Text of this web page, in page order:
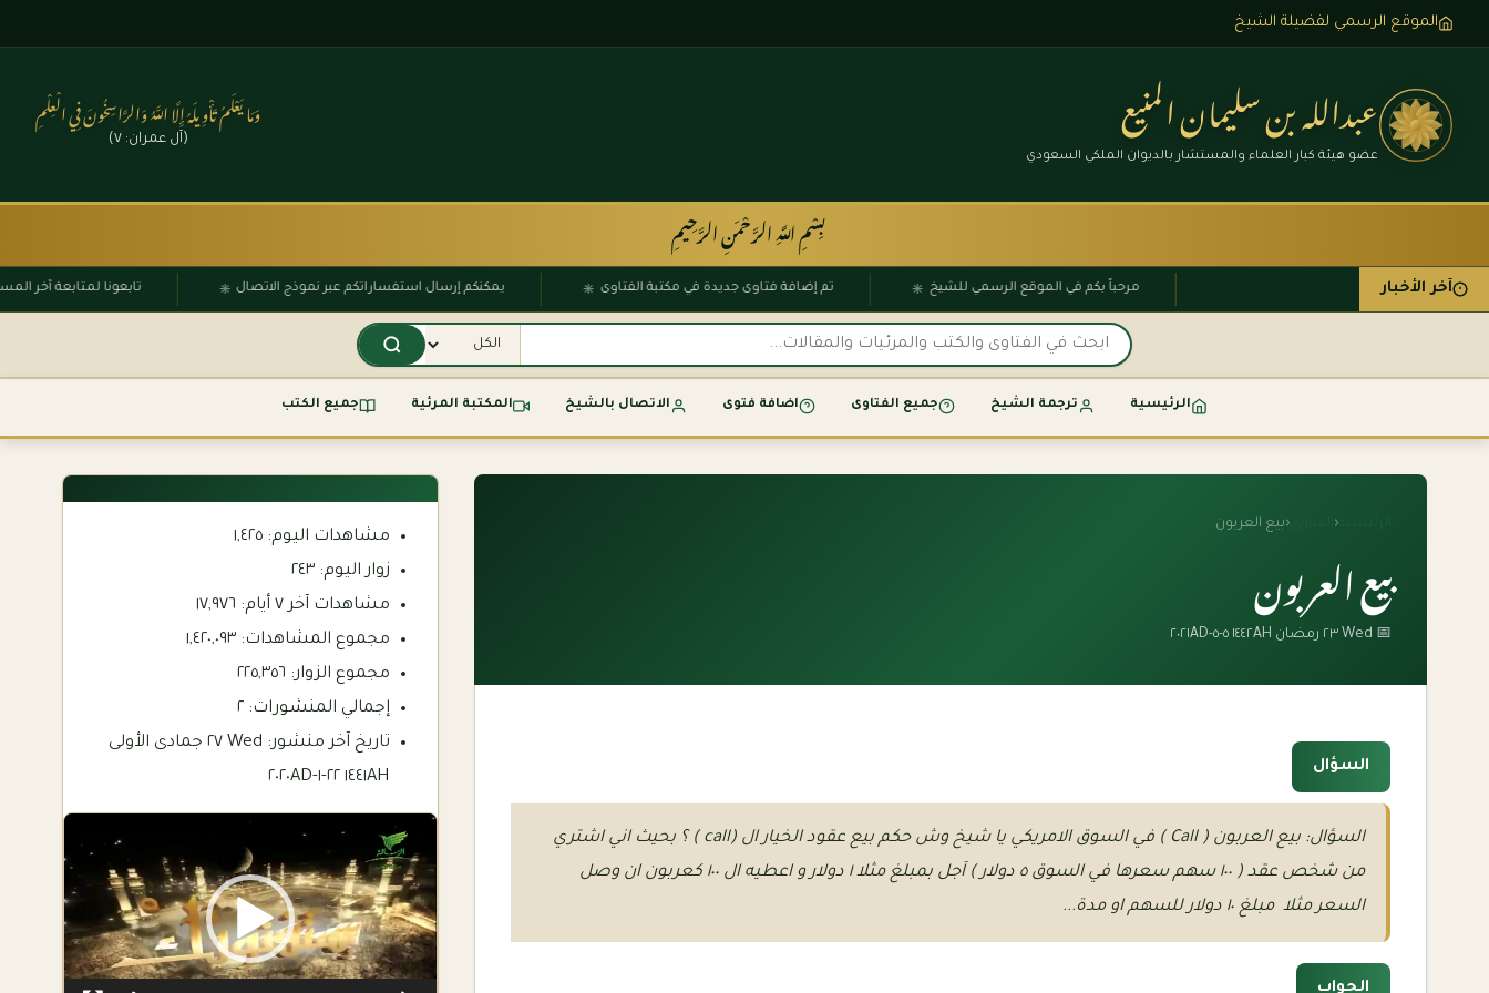
الموقع الرسمي لفضيلة الشيخ
عبدالله بن سليمان المنيع
عضو هيئة كبار العلماء والمستشار بالديوان الملكي السعودي
وَمَا يَعْلَمُ تَأْوِيلَهُ إِلَّا اللَّهُ وَالرَّاسِخُونَ فِي الْعِلْمِ
(آل عمران: ٧)
بِسْمِ اللَّهِ الرَّحْمَنِ الرَّحِيمِ
آخر الأخبار مرحباً بكم في الموقع الرسمي للشيخ تم إضافة فتاوى جديدة في مكتبة الفتاوى يمكنكم إرسال استفساراتكم عبر نموذج الاتصال تابعونا لمتابعة
الرئيسية ترجمة الشيخ جميع الفتاوى اضافة فتوى الاتصال بالشيخ المكتبة المرئية جميع الكتب
‹
‹بيع العربون
بيع العربون
📅 Wed ٢٣ رمضان ١٤٤٢AH ٥-٥-٢٠٢١AD
السؤال
السؤال: بيع العربون ( Call ) في السوق الامريكي يا شيخ وش حكم بيع عقود الخيار ال (call ) ؟ بحيث اني اشتري
من شخص عقد ( ١٠٠ سهم سعرها في السوق ٥ دولار ) آجل بمبلغ مثلا ١ دولار و اعطيه ال ١٠٠ كعربون ان وصل
السعر مثلا مبلغ ١٠ دولار للسهم او مدة...
الجواب
مشاهدات اليوم:١,٤٢٥
زوار اليوم:٢٤٣
مشاهدات آخر ٧ أيام:
١٧,٩٧٦
مجموع المشاهدات:١,٤٢٠,٠٩٣
مجموع الزوار: ٢٢٥,٣٥٦
إجمالي المنشورات: ٢
تاريخ آخر منشور:
Wed ٢٧ جمادى الأولى
١٤٤١AH ٢٢-١-٢٠٢٠AD
Video
Player